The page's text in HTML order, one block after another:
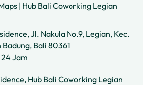
| Hub Bali Coworking Legian
Jl. Nakula No.9, Legian, Kec.
Bali 80361
24 Jam
Hub Bali Coworking Legian